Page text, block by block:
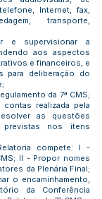
Internet, fax,
transporte,
e supervisionar a
aos aspectos
e financeiros, e
para deliberação do
da 7ª CMS;
realizada pela
as questões
previstas nos itens
compete: I -
II - Propor nomes
da Plenária Final;
o encaminhamento,
da Conferência